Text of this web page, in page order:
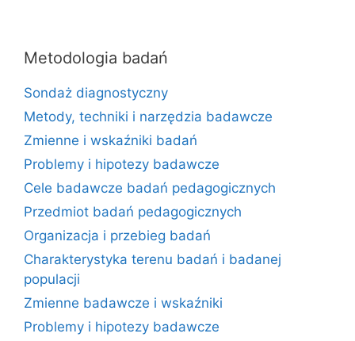
Metodologia badań
Sondaż diagnostyczny
Metody, techniki i narzędzia badawcze
Zmienne i wskaźniki badań
Problemy i hipotezy badawcze
Cele badawcze badań pedagogicznych
Przedmiot badań pedagogicznych
Organizacja i przebieg badań
Charakterystyka terenu badań i badanej
populacji
Zmienne badawcze i wskaźniki
Problemy i hipotezy badawcze